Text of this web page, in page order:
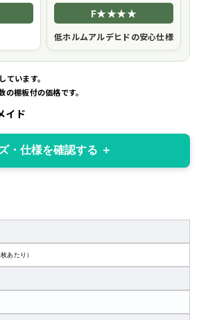
F★★★★
低ホルムアルデヒドの安心仕様
います。
棚板付の価格です。
イド
・仕様を確認する
あたり）